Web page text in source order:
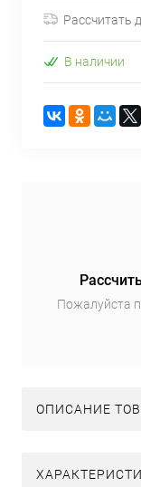
Рассчитать
В наличии
Пожалуйста
ОПИСАНИЕ